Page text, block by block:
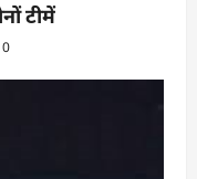
टीमें
0